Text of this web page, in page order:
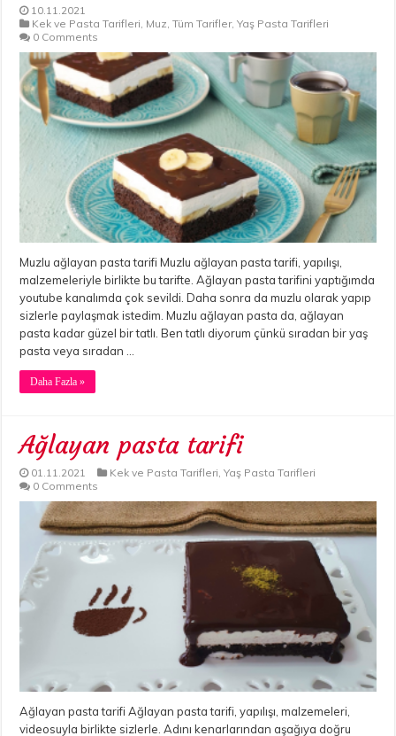
10.11.2021
Kek ve Pasta Tarifleri, Muz,Tüm Tarifler,Yaş Pasta Tarifleri
0 Comments
Muzlu ağlayan pasta tarifi Muzlu ağlayan pasta tarifi, yapılışı,
malzemeleriyle birlikte bu tarifte. Ağlayan pasta tarifini yaptığımda
youtube kanalımda çok sevildi. Daha sonra da muzlu olarak yapıp
sizlerle paylaşmak istedim. Muzlu ağlayan pasta da, ağlayan
pasta kadar güzel bir tatlı. Ben tatlı diyorum çünkü sıradan bir yaş
pasta veya sıradan …
Daha Fazla »
Ağlayan pasta tarifi
01.11.2021 Kek ve Pasta Tarifleri,Yaş Pasta Tarifleri
0 Comments
Ağlayan pasta tarifi Ağlayan pasta tarifi, yapılışı, malzemeleri,
videosuyla birlikte sizlerle. Adını kenarlarından aşağıya doğru